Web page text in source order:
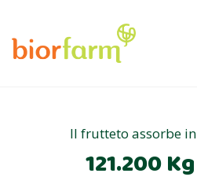
Il frutteto assorbe
121.200